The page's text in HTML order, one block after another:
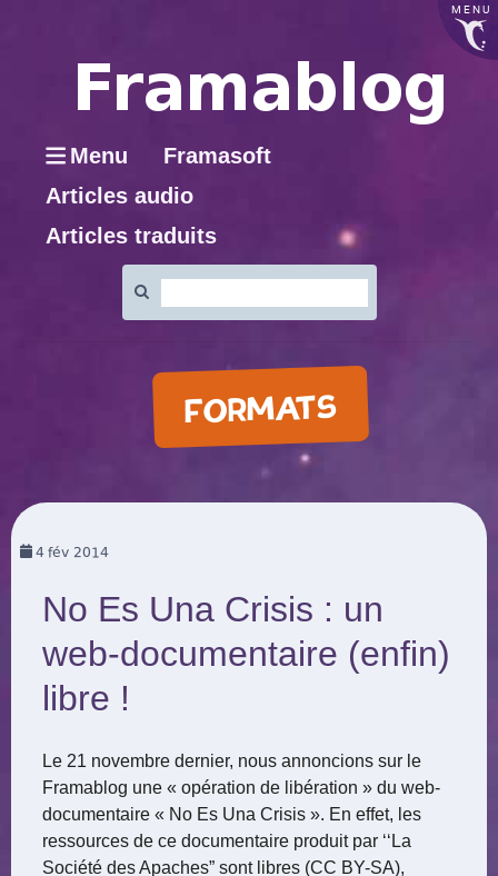
MENU
Menu
Framasoft
Articles audio
Articles traduits
:
FORMATS
4fév 2014
No Es Una Crisis : un
web-documentaire (enfin)
libre !
Le 21 novembre dernier, nous annoncions sur le
Framablog une « opération de libération » du web-
documentaire « No Es Una Crisis ». En effet, les
ressources de ce documentaire produit par ‘‘La
Société des Apaches” sont libres (CC BY-SA),